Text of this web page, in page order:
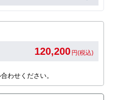
120,200 円(税込)
わせください。